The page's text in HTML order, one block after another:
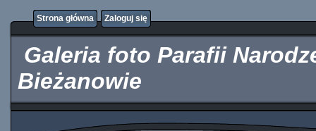
Strona główna
Zaloguj się
Galeria foto Parafii
Bieżanowie